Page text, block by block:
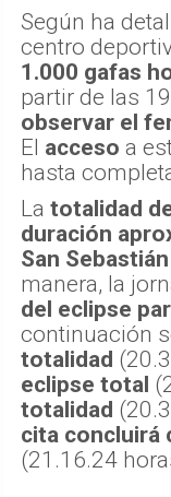
Según ha
centro
1.000 gafas
partir de las
observar el
El acceso a
hasta
La totalidad
duración
San
manera, la
del eclipse
continuación
totalidad
eclipse total
totalidad
cita concluirá
(21.16.24